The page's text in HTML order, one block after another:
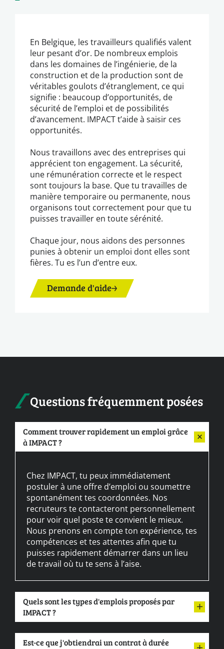
En Belgique, les travailleurs qualifiés valent
leur pesant d’or. De nombreux emplois
dans les domaines de l’ingénierie, de la
construction et de la production sont de
véritables goulots d’étranglement, ce qui
signifie : beaucoup d’opportunités, de
sécurité de l’emploi et de possibilités
d’avancement. IMPACT t’aide à saisir ces
opportunités.
Nous travaillons avec des entreprises qui
apprécient ton engagement. La sécurité,
une rémunération correcte et le respect
sont toujours la base. Que tu travailles de
manière temporaire ou permanente, nous
organisons tout correctement pour que tu
puisses travailler en toute sérénité.
Chaque jour, nous aidons des personnes
punies à obtenir un emploi dont elles sont
fières. Tu es l’un d’entre eux.
Demande d'aide
Questions fréquemment posées
Comment trouver rapidement un emploi grâce
à IMPACT ?
Chez IMPACT, tu peux immédiatement
postuler à une offre d’emploi ou soumettre
spontanément tes coordonnées. Nos
recruteurs te contacteront personnellement
pour voir quel poste te convient le mieux.
Nous prenons en compte ton expérience, tes
compétences et tes attentes afin que tu
puisses rapidement démarrer dans un lieu
de travail où tu te sens à l’aise.
Quels sont les types d'emplois proposés par
IMPACT ?
Est-ce que j'obtiendrai un contrat à durée